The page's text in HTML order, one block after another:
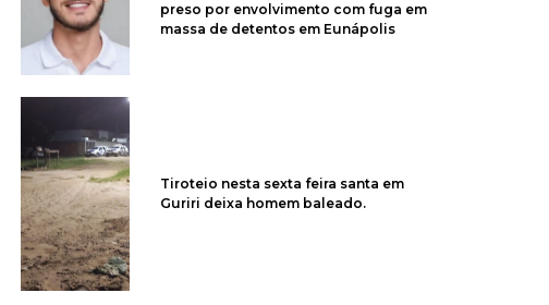
preso por envolvimento com fuga em
massa de detentos em Eunápolis
Tiroteio nesta sexta feira santa em
Guriri deixa homem baleado.